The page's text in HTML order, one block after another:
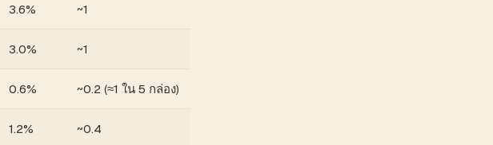
3.6% ~1
3.0% ~1
0.6% ~0.2 (≈1 ใน 5 กล่อง)
1.2% ~0.4